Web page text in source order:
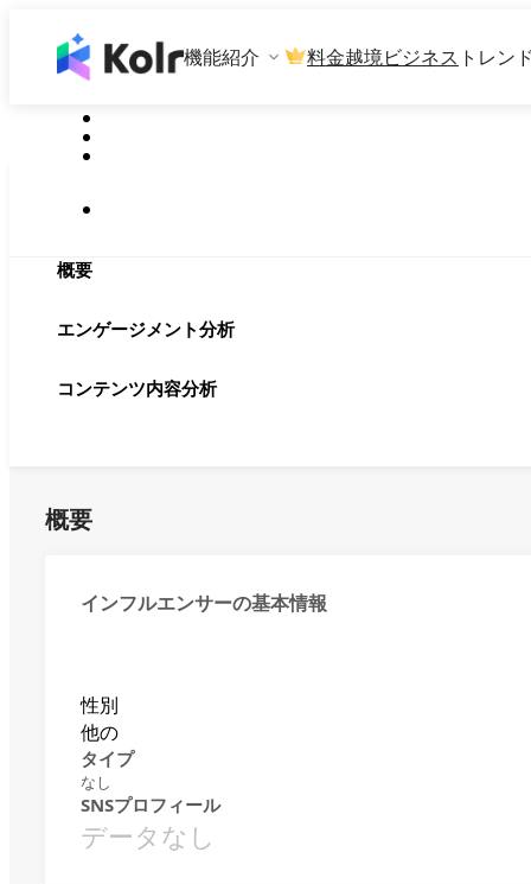
機能紹介 料金越境ビジネス トレン
概要
エンゲージメント分析
コンテンツ内容分析
概要
インフルエンサーの基本情報
性別
他の
タイプ
なし
SNSプロフィール
データなし